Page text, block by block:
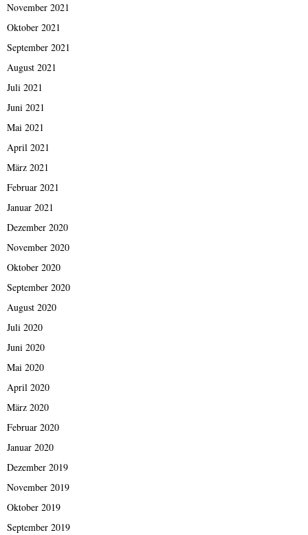
November 2021
Oktober 2021
September 2021
August 2021
Juli 2021
Juni 2021
Mai 2021
April 2021
März 2021
Februar 2021
Januar 2021
Dezember 2020
November 2020
Oktober 2020
September 2020
August 2020
Juli 2020
Juni 2020
Mai 2020
April 2020
März 2020
Februar 2020
Januar 2020
Dezember 2019
November 2019
Oktober 2019
September 2019